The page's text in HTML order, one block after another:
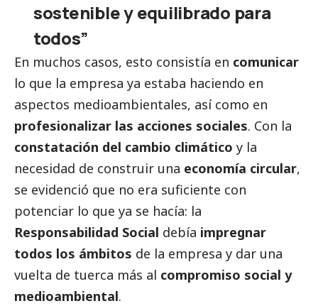
sostenible y equilibrado para
todos”
En muchos casos, esto consistía en comunicar
lo que la empresa ya estaba haciendo en
aspectos medioambientales, así como en
profesionalizar las acciones sociales. Con la
constatación del cambio climático y la
necesidad de construir una economía circular,
se evidenció que no era suficiente con
potenciar lo que ya se hacía: la
Responsabilidad Social debía impregnar
todos los ámbitos de la empresa y dar una
vuelta de tuerca más al compromiso social y
medioambiental.